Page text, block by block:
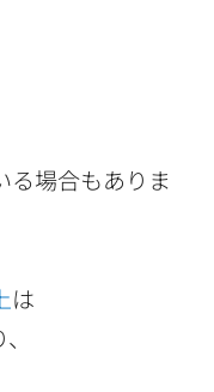
る場合もありま
は